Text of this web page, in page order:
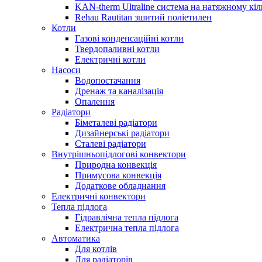
KAN-therm Ultraline система на натяжному
Rehau Rautitan зшитий поліетилен
Котли
Газові конденсаційні котли
Твердопаливні котли
Електричні котли
Насоси
Водопостачання
Дренаж та каналізація
Опалення
Радіатори
Біметалеві радіатори
Дизайнерські радіатори
Сталеві радіатори
Внутрішньопідлогові конвектори
Природна конвекція
Примусова конвекція
Додаткове обладнання
Електричні конвектори
Тепла підлога
Гідравлічна тепла підлога
Електрична тепла підлога
Автоматика
Для котлів
Для радіаторів